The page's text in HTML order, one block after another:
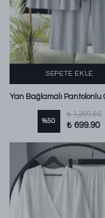
SEPETE EKLE
%50
₺ 1,399.80
₺ 699.90